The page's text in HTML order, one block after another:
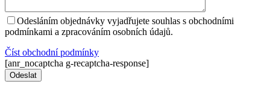
Odesláním objednávky vyjadřujete souhlas s obchodními
podmínkami a zpracováním osobních údajů.
Číst оbchodní podmínky
[anr_nocaptcha g-recaptcha-response]